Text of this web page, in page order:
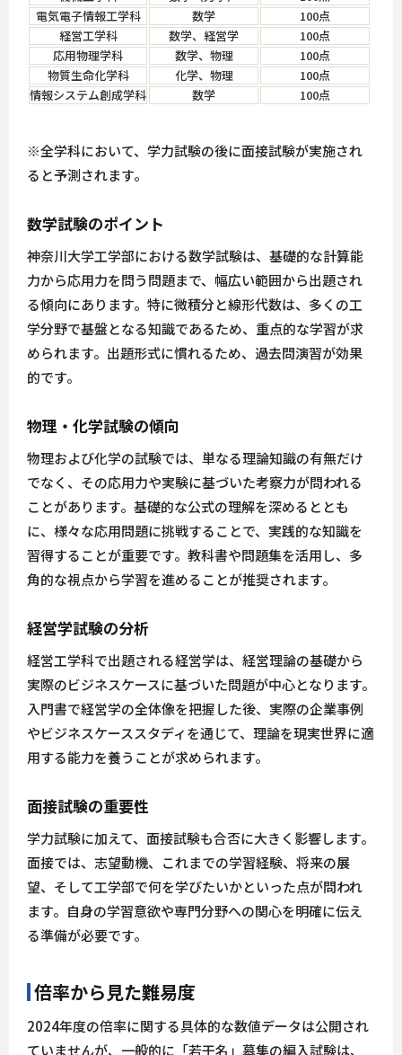
電気電子情報工学科
数学
100点
経営工学科
数学、経営学
100点
応用物理学科
数学、物理
100点
物質生命化学科
化学、物理
100点
情報システム創成学科
数学 100点
※全学科において、学力試験の後に面接試験が実施され
ると予測されます。
数学試験のポイント
神奈川大学工学部における数学試験は、基礎的な計算能
力から応用力を問う問題まで、幅広い範囲から出題され
る傾向にあります。特に微積分と線形代数は、多くの工
学分野で基盤となる知識であるため、重点的な学習が求
められます。出題形式に慣れるため、過去問演習が効果
的です。
物理・化学試験の傾向
物理および化学の試験では、単なる理論知識の有無だけ
でなく、その応用力や実験に基づいた考察力が問われる
ことがあります。基礎的な公式の理解を深めるととも
に、様々な応用問題に挑戦することで、実践的な知識を
習得することが重要です。教科書や問題集を活用し、多
角的な視点から学習を進めることが推奨されます。
経営学試験の分析
経営工学科で出題される経営学は、経営理論の基礎から
実際のビジネスケースに基づいた問題が中心となります。
入門書で経営学の全体像を把握した後、実際の企業事例
やビジネスケーススタディを通じて、理論を現実世界に適
用する能力を養うことが求められます。
面接試験の重要性
学力試験に加えて、面接試験も合否に大きく影響します。
面接では、志望動機、これまでの学習経験、将来の展
望、そして工学部で何を学びたいかといった点が問われ
ます。自身の学習意欲や専門分野への関心を明確に伝え
る準備が必要です。
倍率から見た難易度
2024年度の倍率に関する具体的な数値データは公開され
ていませんが、一般的に「若干名」募集の編入試験は、